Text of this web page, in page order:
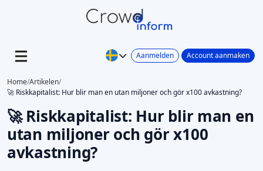
Aanmelden Account aanmaken
Home/Artikelen/
🚀 Riskkapitalist: Hur blir man en utan miljoner och gör x100 avkastning?
🚀 Riskkapitalist: Hur blir man en
utan miljoner och gör x100
avkastning?